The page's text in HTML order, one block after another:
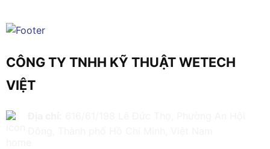
CÔNG TY TNHH KỸ THUẬT WETECH
VIỆT